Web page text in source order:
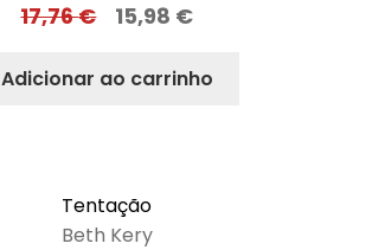
17,76€ 15,98 €
Adicionar ao carrinho
Tentação
Beth Kery